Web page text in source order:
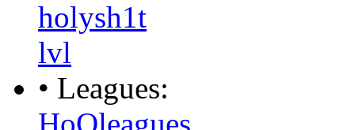
holysh1t
lvl
• Leagues: